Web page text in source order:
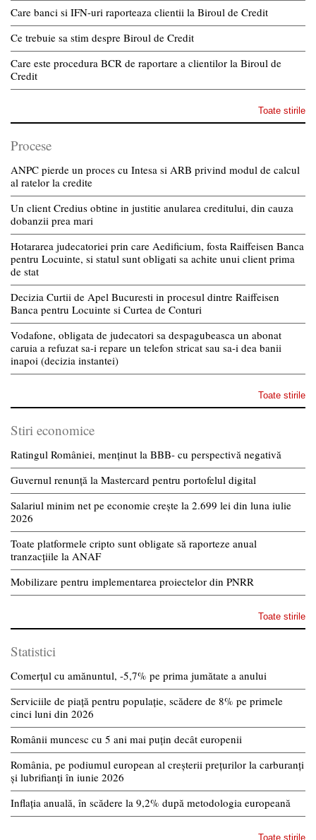
Care banci si IFN-uri raporteaza clientii la Biroul de Credit
Ce trebuie sa stim despre Biroul de Credit
Care este procedura BCR de raportare a clientilor la Biroul de
Credit
Toate stirile
Procese
ANPC pierde un proces cu Intesa si ARB privind modul de calcul
al ratelor la credite
Un client Credius obtine in justitie anularea creditului, din cauza
dobanzii prea mari
Hotararea judecatoriei prin care Aedificium, fosta Raiffeisen Banca
pentru Locuinte, si statul sunt obligati sa achite unui client prima
de stat
Decizia Curtii de Apel Bucuresti in procesul dintre Raiffeisen
Banca pentru Locuinte si Curtea de Conturi
Vodafone, obligata de judecatori sa despagubeasca un abonat
caruia a refuzat sa-i repare un telefon stricat sau sa-i dea banii
inapoi (decizia instantei)
Toate stirile
Stiri economice
Ratingul României, menținut la BBB- cu perspectivă negativă
Guvernul renunță la Mastercard pentru portofelul digital
Salariul minim net pe economie crește la 2.699 lei din luna iulie
2026
Toate platformele cripto sunt obligate să raporteze anual
tranzacțiile la ANAF
Mobilizare pentru implementarea proiectelor din PNRR
Toate stirile
Statistici
Comerțul cu amănuntul, -5,7% pe prima jumătate a anului
Serviciile de piață pentru populație, scădere de 8% pe primele
cinci luni din 2026
Românii muncesc cu 5 ani mai puțin decât europenii
România, pe podiumul european al creșterii prețurilor la carburanți
și lubrifianți în iunie 2026
Inflația anuală, în scădere la 9,2% după metodologia europeană
Toate stirile